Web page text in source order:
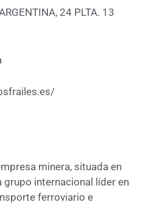
24 PLTA. 13
minera, situada en
grupo internacional líder en
ferroviario e